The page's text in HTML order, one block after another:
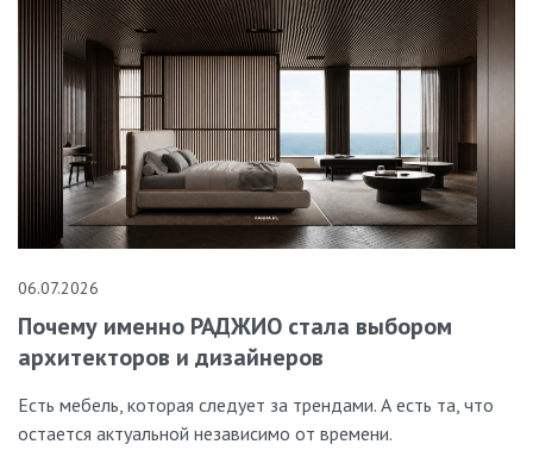
06.07.2026
Почему именно РАДЖИО стала выбором
архитекторов и дизайнеров
Есть мебель, которая следует за трендами. А есть та, что
остается актуальной независимо от времени.